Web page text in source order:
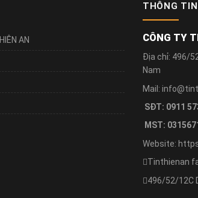
AN
THÔNG
CÔNG TY
Địa chỉ: 496/
Nam
Mail:
SĐT: 0911
MST:
Website:
Tinthienan
496/52/12C